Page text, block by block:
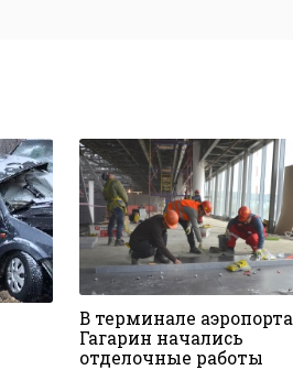
В терминале аэропорта
Гагарин начались
отделочные работы